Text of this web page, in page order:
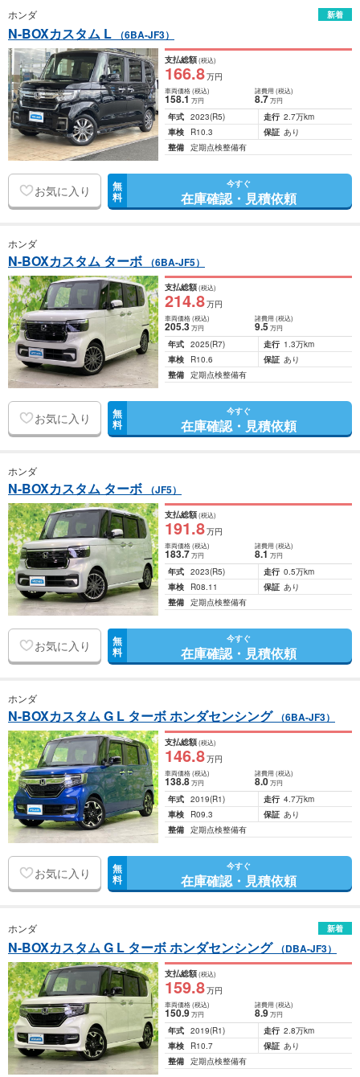
ホンダ 新着
N-BOXカスタム L （6BA-JF3）
支払総額(税込)
166.8万円
車両価格(税込)
158.1万円
諸費用 (税込)
8.7 万円
年式 2023(R5) 走行 2.7万km
車検
R10.3 保証 あり
整備 定期点検整備有
お気に入り 無
料
今すぐ
在庫確認・見積依頼
ホンダ
N-BOXカスタム ターボ （6BA-JF5）
支払総額(税込)
214.8万円
車両価格(税込)
205.3万円
諸費用 (税込)
9.5 万円
年式 2025(R7) 走行 1.3万km
車検
R10.6 保証 あり
整備 定期点検整備有
お気に入り 無
料
今すぐ
在庫確認・見積依頼
ホンダ
N-BOXカスタム ターボ （JF5）
支払総額(税込)
191.8万円
車両価格(税込)
183.7万円
諸費用 (税込)
8.1 万円
年式 2023(R5) 走行 0.5万km
車検
R08.11 保証 あり
整備 定期点検整備有
お気に入り 無
料
今すぐ
在庫確認・見積依頼
ホンダ
N-BOXカスタム G L ターボ ホンダセンシング （6BA-JF3）
支払総額(税込)
146.8万円
車両価格(税込)
138.8万円
諸費用 (税込)
8.0 万円
年式 2019(R1) 走行 4.7万km
車検
R09.3 保証 あり
整備 定期点検整備有
お気に入り 無
料
今すぐ
在庫確認・見積依頼
ホンダ 新着
N-BOXカスタム G L ターボ ホンダセンシング （DBA-JF3）
支払総額(税込)
159.8万円
車両価格(税込)
150.9万円
諸費用 (税込)
8.9 万円
年式 2019(R1) 走行 2.8万km
車検
R10.7 保証 あり
整備 定期点検整備有